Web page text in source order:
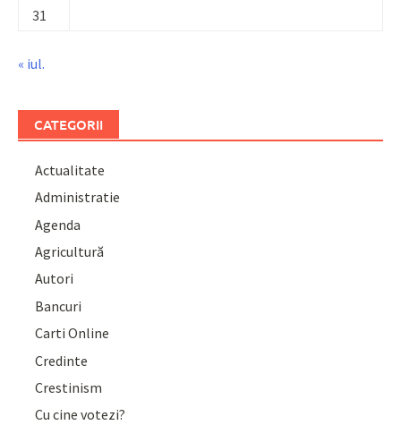
31
« iul.
CATEGORII
Actualitate
Administratie
Agenda
Agricultură
Autori
Bancuri
Carti Online
Credinte
Crestinism
Cu cine votezi?